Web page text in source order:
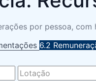
por pessoa,
6.2